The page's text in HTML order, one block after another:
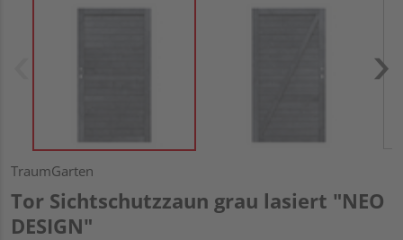
TraumGarten
Tor Sichtschutzzaun grau lasiert "NEO
DESIGN"